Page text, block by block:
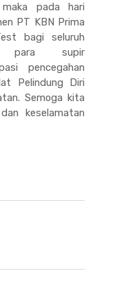
pada hari
PT KBN Prima
bagi seluruh
supir
pencegahan
Pelindung Diri
Semoga kita
keselamatan